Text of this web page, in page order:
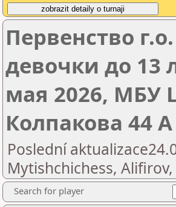
Первенство
девочки до 13
мая 2026,
Колпакова 44 А
Poslední
Mytishchichess,
Search for player